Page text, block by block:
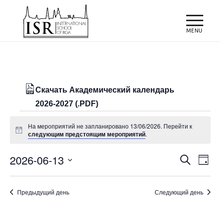
Скачать Академический календарь
2026-2027 (.PDF)
Мероприятия
for
13/06/2026
Заметка
На мероприятий не запланировано 13/06/2026. Перейти к
следующим предстоящим мероприятий.
Поиск
и
Поиск
День
2026-06-13
Выбрать
дату.Предыдущий день Следующий день